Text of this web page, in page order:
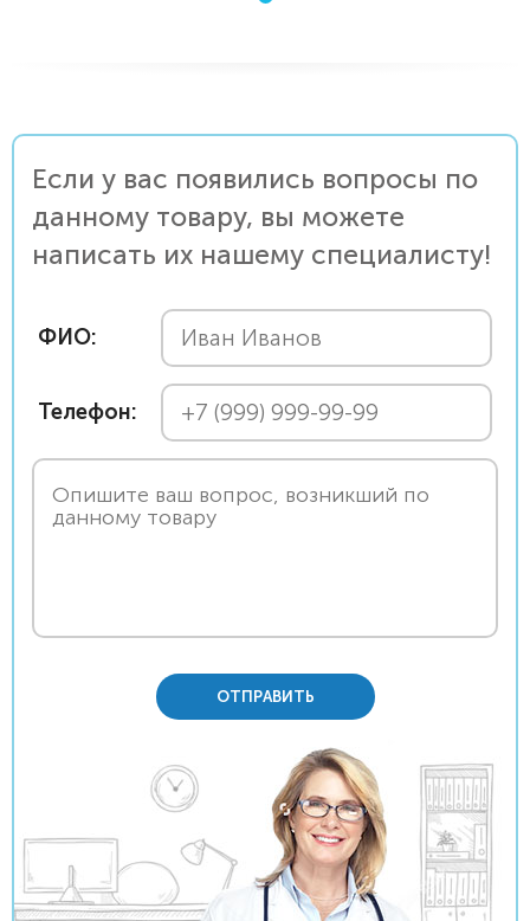
Если у вас появились вопросы по
данному товару, вы можете
написать их нашему специалисту!
ФИО:
Телефон:
ОТПРАВИТЬ